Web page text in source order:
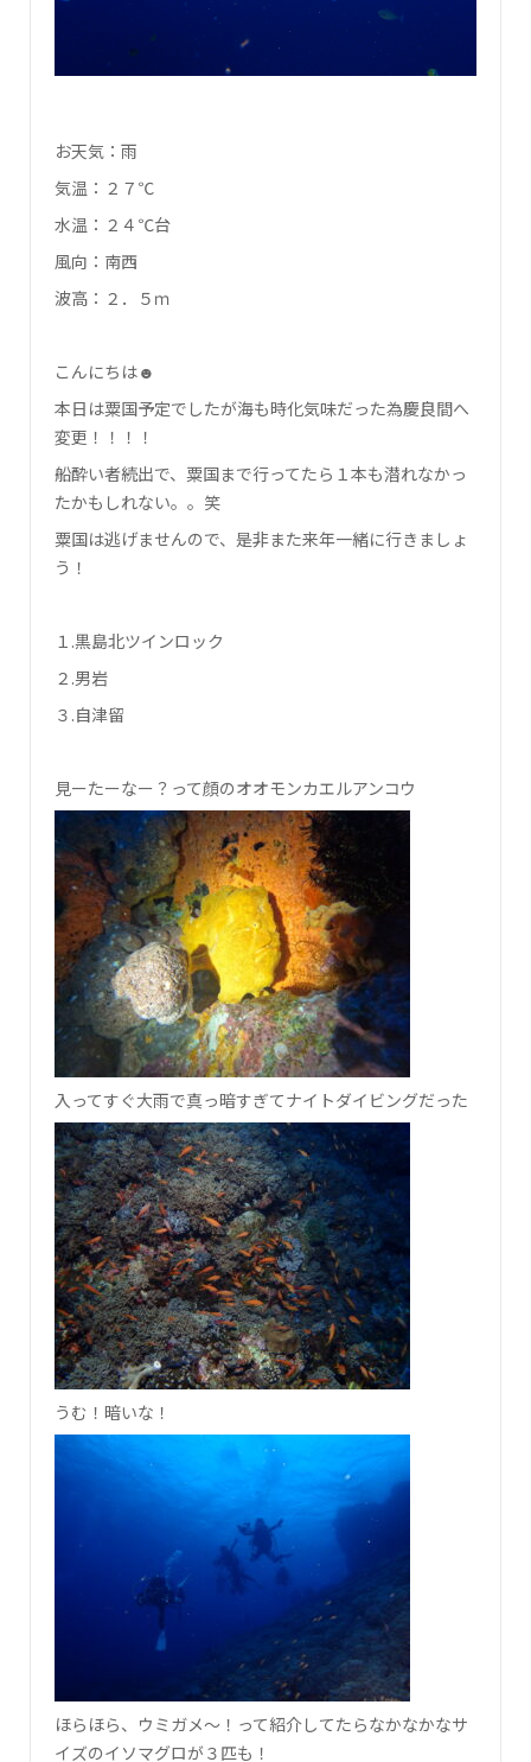
お天気：雨
気温：２７℃
水温：２４℃台
風向：南西
波高：２．５ｍ
こんにちは☻
本日は粟国予定でしたが海も時化気味だった為慶良間へ
変更！！！！
船酔い者続出で、粟国まで行ってたら１本も潜れなかっ
たかもしれない。。笑
粟国は逃げませんので、是非また来年一緒に行きましょ
う！
１.黒島北ツインロック
２.男岩
３.自津留
見ーたーなー？って顔のオオモンカエルアンコウ
入ってすぐ大雨で真っ暗すぎてナイトダイビングだった
うむ！暗いな！
ほらほら、ウミガメ～！って紹介してたらなかなかなサ
イズのイソマグロが３匹も！